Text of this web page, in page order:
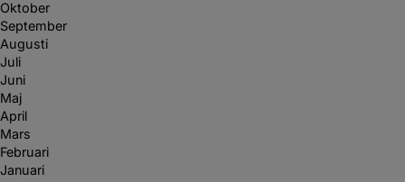
Oktober
September
Augusti
Juli
Juni
Maj
April
Mars
Februari
Januari